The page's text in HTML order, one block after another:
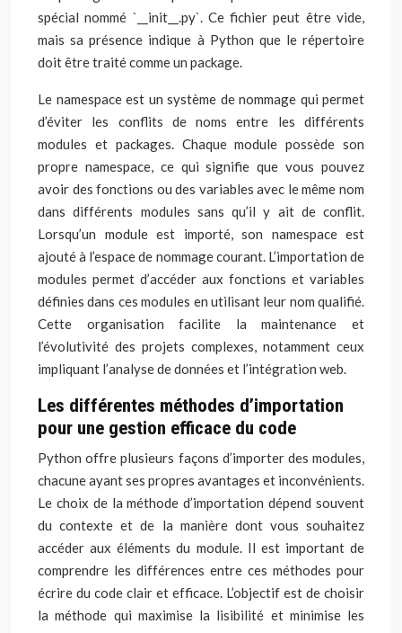
spécial nommé `__init__.py`. Ce fichier peut être vide,
mais sa présence indique à Python que le répertoire
doit être traité comme un package.
Le namespace est un système de nommage qui permet
d’éviter les conflits de noms entre les différents
modules et packages. Chaque module possède son
propre namespace, ce qui signifie que vous pouvez
avoir des fonctions ou des variables avec le même nom
dans différents modules sans qu’il y ait de conflit.
Lorsqu’un module est importé, son namespace est
ajouté à l’espace de nommage courant. L’importation de
modules permet d’accéder aux fonctions et variables
définies dans ces modules en utilisant leur nom qualifié.
Cette organisation facilite la maintenance et
l’évolutivité des projets complexes, notamment ceux
impliquant l’analyse de données et l’intégration web.
Les différentes méthodes d’importation
pour une gestion efficace du code
Python offre plusieurs façons d’importer des modules,
chacune ayant ses propres avantages et inconvénients.
Le choix de la méthode d’importation dépend souvent
du contexte et de la manière dont vous souhaitez
accéder aux éléments du module. Il est important de
comprendre les différences entre ces méthodes pour
écrire du code clair et efficace. L’objectif est de choisir
la méthode qui maximise la lisibilité et minimise les